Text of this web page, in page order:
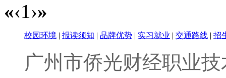
«‹1›»
校园环境 | 报读须知 | 品牌优势 | 实习就业 | 交通路线 | 招
广州市侨光财经职业